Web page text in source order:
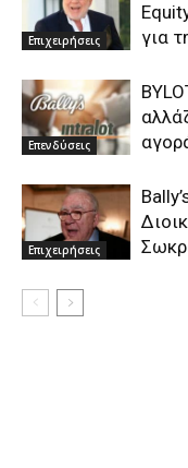
Επιχειρήσεις
για
Επενδύσεις
Επιχειρήσεις